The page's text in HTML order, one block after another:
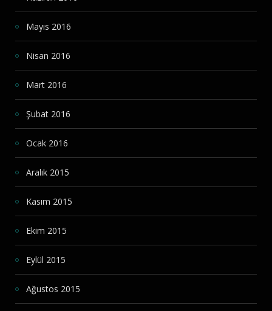
Mayıs 2016
Nisan 2016
Mart 2016
Şubat 2016
Ocak 2016
Aralık 2015
Kasım 2015
Ekim 2015
Eylül 2015
Ağustos 2015